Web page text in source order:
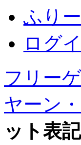
ふり
ログ
フリー
ヤーン
ット表